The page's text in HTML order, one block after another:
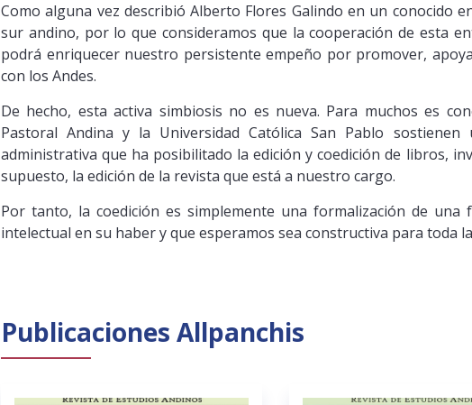
Como alguna vez describió Alberto Flores Galindo en un conocido
sur andino, por lo que consideramos que la cooperación de esta
podrá enriquecer nuestro persistente empeño por promover,
con los Andes.
De hecho, esta activa simbiosis no es nueva. Para muchos es
Pastoral Andina y la Universidad Católica San Pablo
administrativa que ha posibilitado la edición y coedición de libros,
supuesto, la edición de la revista que está a nuestro cargo.
Por tanto, la coedición es simplemente una formalización de
intelectual en su haber y que esperamos sea constructiva para toda
Publicaciones Allpanchis